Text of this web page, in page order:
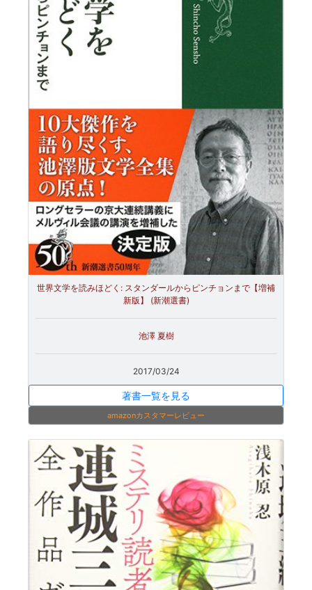
世界文学を読みほどく: スタンダールからピンチョンまで【増補
新版】 (新潮選書)
池澤 夏樹
2017/03/24
著書一覧を見る
amazonカスタマーレビュー